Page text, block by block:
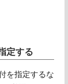
定する
を指定するな